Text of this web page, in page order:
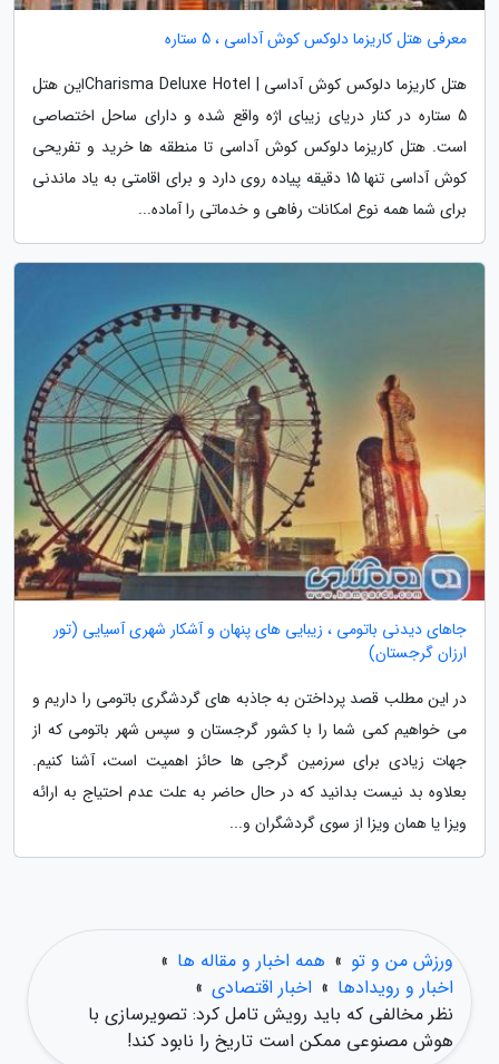
معرفی هتل کاریزما دلوکس کوش آداسی ، 5 ستاره
هتل کاریزما دلوکس کوش آداسی | Charisma Deluxe Hotelاین هتل
5 ستاره در کنار دریای زیبای اژه واقع شده و دارای ساحل اختصاصی
است. هتل کاریزما دلوکس کوش آداسی تا منطقه ها خرید و تفریحی
کوش آداسی تنها 15 دقیقه پیاده روی دارد و برای اقامتی به یاد ماندنی
برای شما همه نوع امکانات رفاهی و خدماتی را آماده...
جاهای دیدنی باتومی ، زیبایی های پنهان و آشکار شهری آسیایی (تور
ارزان گرجستان)
در این مطلب قصد پرداختن به جاذبه های گردشگری باتومی را داریم و
می خواهیم کمی شما را با کشور گرجستان و سپس شهر باتومی که از
جهات زیادی برای سرزمین گرجی ها حائز اهمیت است، آشنا کنیم.
بعلاوه بد نیست بدانید که در حال حاضر به علت عدم احتیاج به ارائه
ویزا یا همان ویزا از سوی گردشگران و...
ورزش من و تو » همه اخبار و مقاله ها »
اخبار و رویدادها » اخبار اقتصادی »
نظر مخالفی که باید رویش تامل کرد: تصویرسازی با
هوش مصنوعی ممکن است تاریخ را نابود کند!